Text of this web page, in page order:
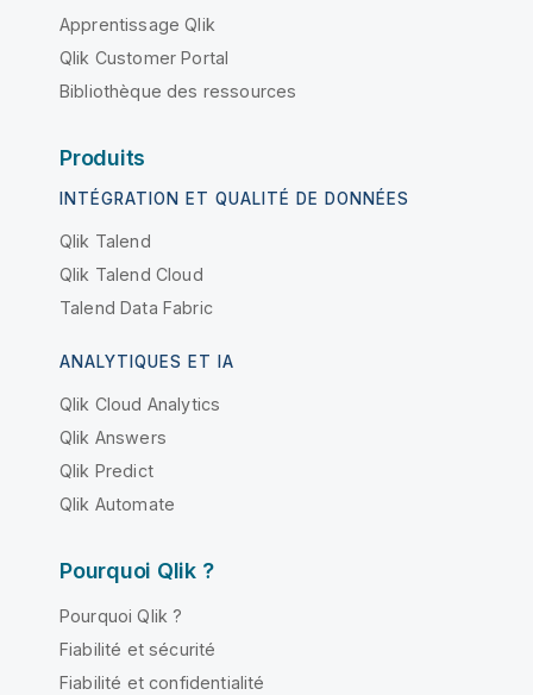
Apprentissage Qlik
Qlik Customer Portal
Bibliothèque des ressources
Produits
INTÉGRATION ET QUALITÉ DE DONNÉES
Qlik Talend
Qlik Talend Cloud
Talend Data Fabric
ANALYTIQUES ET IA
Qlik Cloud Analytics
Qlik Answers
Qlik Predict
Qlik Automate
Pourquoi Qlik ?
Pourquoi Qlik ?
Fiabilité et sécurité
Fiabilité et confidentialité